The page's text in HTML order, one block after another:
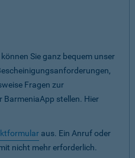
Sie ganz bequem unser
Fragen zur
BarmeniaApp stellen. Hier
aus. Ein Anruf oder
nicht mehr erforderlich.